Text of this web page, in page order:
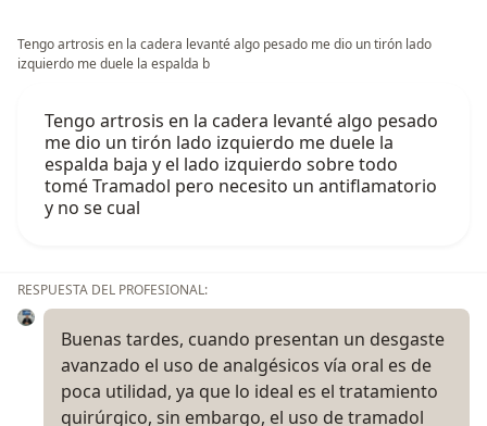
Tengo artrosis en la cadera levanté algo pesado me dio un tirón lado
izquierdo me duele la espalda b
Tengo artrosis en la cadera levanté algo pesado
me dio un tirón lado izquierdo me duele la
espalda baja y el lado izquierdo sobre todo
tomé Tramadol pero necesito un antiflamatorio
y no se cual
RESPUESTA DEL PROFESIONAL:
Buenas tardes, cuando presentan un desgaste
avanzado el uso de analgésicos vía oral es de
poca utilidad, ya que lo ideal es el tratamiento
quirúrgico, sin embargo, el uso de tramadol